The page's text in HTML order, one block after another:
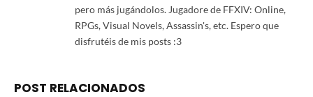
pero más jugándolos. Jugadore de FFXIV: Online,
RPGs, Visual Novels, Assassin's, etc. Espero que
disfrutéis de mis posts :3
POST RELACIONADOS